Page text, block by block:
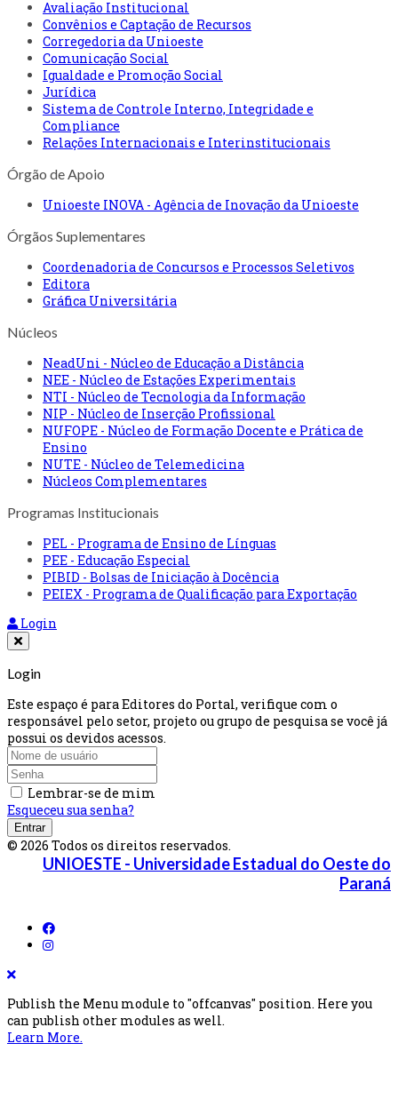
Avaliação Institucional
Convênios e Captação de Recursos
Corregedoria da Unioeste
Comunicação Social
Igualdade e Promoção Social
Jurídica
Sistema de Controle Interno, Integridade e
Compliance
Relações Internacionais e Interinstitucionais
Órgão de Apoio
Unioeste INOVA - Agência de Inovação da Unioeste
Órgãos Suplementares
Coordenadoria de Concursos e Processos Seletivos
Editora
Gráfica Universitária
Núcleos
NeadUni - Núcleo de Educação a Distância
NEE - Núcleo de Estações Experimentais
NTI - Núcleo de Tecnologia da Informação
NIP - Núcleo de Inserção Profissional
NUFOPE - Núcleo de Formação Docente e Prática de
Ensino
NUTE - Núcleo de Telemedicina
Núcleos Complementares
Programas Institucionais
PEL - Programa de Ensino de Línguas
PEE - Educação Especial
PIBID - Bolsas de Iniciação à Docência
PEIEX - Programa de Qualificação para Exportação
Login
Login
Este espaço é para Editores do Portal, verifique com o
responsável pelo setor, projeto ou grupo de pesquisa se você já
possui os devidos acessos.
Lembrar-se de mim
Esqueceu sua senha?
Entrar
© 2026 Todos os direitos reservados.
UNIOESTE - Universidade Estadual do Oeste do
Paraná
Publish the Menu module to "offcanvas" position. Here you
can publish other modules as well.
Learn More.